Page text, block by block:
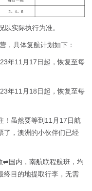
实际执行为准。
，具体复航计划如下：
年11月17日起，恢复至每
年11月18日起，恢复至每
！虽然要等到11月17日航
了，澳洲的小伙伴们已经
国内，南航联程航班，均
终目的地提取行李，无需